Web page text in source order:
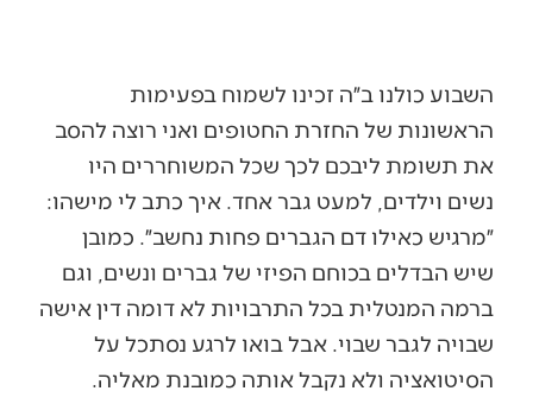
השבוע כולנו ב״ה זכינו לשמוח בפעימות
הראשונות של החזרת החטופים ואני רוצה להסב
את תשומת ליבכם לכך שכל המשוחררים היו
נשים וילדים, למעט גבר אחד. איך כתב לי מישהו:
״מרגיש כאילו דם הגברים פחות נחשב״. כמובן
שיש הבדלים בכוחם הפיזי של גברים ונשים, וגם
ברמה המנטלית בכל התרבויות לא דומה דין אישה
שבויה לגבר שבוי. אבל בואו לרגע נסתכל על
הסיטואציה ולא נקבל אותה כמובנת מאליה.